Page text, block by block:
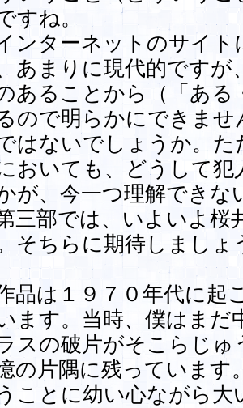
すね。
ンターネットのサイト
あまりに現代的ですが
あることから（「あ
ので明らかにできま
はないでしょうか。
おいても、どうして
が、今一つ理解できな
三部では、いよいよ桜
そちらに期待しましょ
品は１９７０年代に起
ます。当時、僕はまだ
スの破片がそこらじ
の片隅に残っています
ことに幼い心ながら